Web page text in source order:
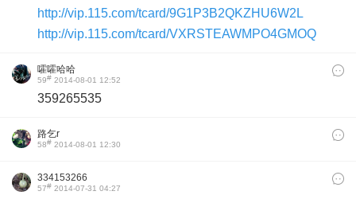
http://vip.115.com/tcard/9G1P3B2QKZHU6W2L
http://vip.115.com/tcard/VXRSTEAWMPO4GMOQ
嚯嚯哈哈
59# 2014-08-01 12:52
359265535
路乞r
58# 2014-08-01 12:30
334153266
57# 2014-07-31 04:27